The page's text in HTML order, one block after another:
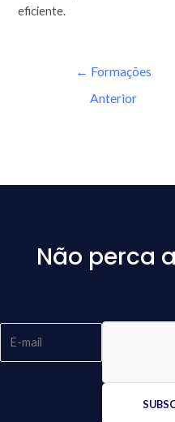
eficiente.
← Formações
Anterior
Não perca